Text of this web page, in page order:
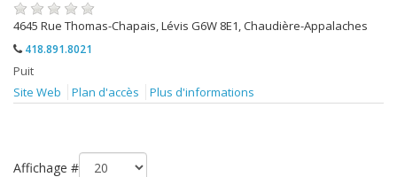
4645 Rue Thomas-Chapais, Lévis G6W 8E1, Chaudière-Appalaches
418.891.8021
Puit
Site Web
Plan d'accès Plus d'informations
Affichage #